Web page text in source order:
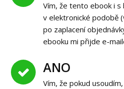
Vím, že tento ebook i
v elektronické podobě
po zaplacení
ebooku mi přijde e-
ANO
Vím, že pokud